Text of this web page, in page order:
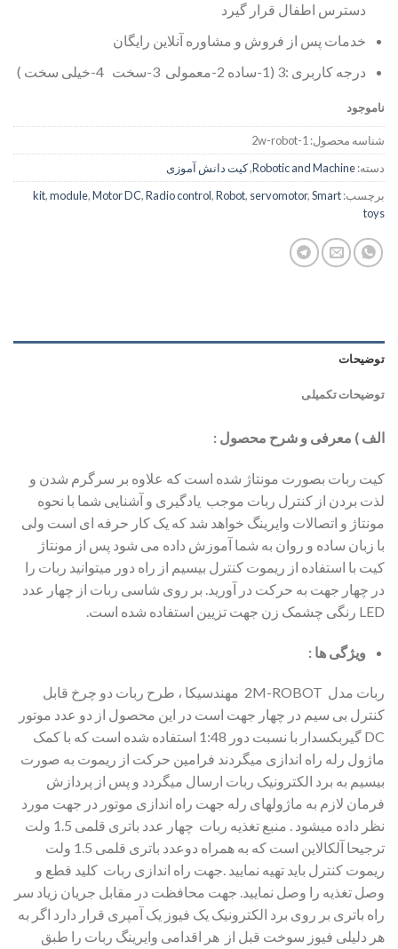
دسترس اطفال قرار گیرد
خدمات پس از فروش و مشاوره آنلاین رایگان
درجه کاربری :3 (1-ساده 2-معمولی 3-سخت 4-خیلی سخت )
ناموجود
شناسه محصول: 2w-robot-1
دسته:Robotic and Machine
,کیت دانش آموزی
برچسب:
kit,module,Motor DC,Radio control,Robot, servomotor,Smart
toys
توضیحات
توضیحات تکمیلی
الف ) معرفی و شرح محصول :
کیت ربات بصورت مونتاژ شده است که علاوه بر سرگرم شدن و
لذت بردن از کنترل ربات موجب یادگیری و آشنایی شما با نحوه
مونتاژ و اتصالات وایرینگ خواهد شد که یک کار حرفه ای است ولی
با زبان ساده و روان به شما آموزش داده می شود پس از مونتاژ
کیت با استفاده از ریموت کنترل بیسیم از راه دور میتوانید ربات را
در چهار جهت به حرکت در آورید. بر روی شاسی ربات از چهار عدد
LED رنگی چشمک زن جهت تزیین استفاده شده است.
ویژگی ها :
ربات مدل 2M-ROBOT مهندسیکا ، طرح ربات دو چرخ قابل
کنترل بی سیم در چهار جهت است در این محصول از دو عدد موتور
DC گیربکسدار با نسبت دور 1:48 استفاده شده است که با کمک
ماژول رله راه اندازی میگردند فرامین حرکت از ریموت به صورت
بیسیم به برد الکترونیک ربات ارسال میگردد و پس از پردازش
فرمان لازم به ماژولهای رله جهت راه اندازی موتور در جهت مورد
نظر داده میشود . منبع تغذیه ربات چهار عدد باتری قلمی 1.5 ولت
ترجیحا آلکالاین است که به همراه دوعدد باتری قلمی 1.5 ولت
ریموت کنترل باید تهیه نمایید .جهت راه اندازی ربات کلید قطع و
وصل تغذیه را وصل نمایید. جهت محافظت در مقابل جریان زیاد سر
راه باتری بر روی برد الکترونیک یک فیوز یک آمپری قرار دارد اگر به
هر دلیلی فیوز سوخت قبل از هر اقدامی وایرینگ ربات را طبق